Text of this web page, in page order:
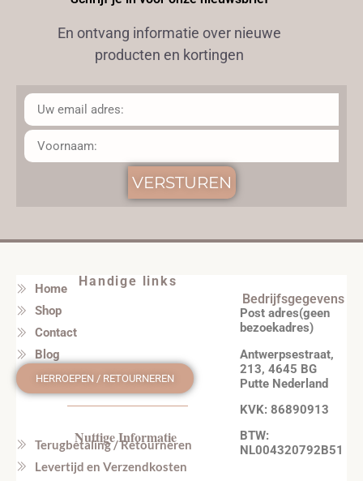
En ontvang informatie over nieuwe
producten en kortingen
VERSTUREN
Handige links
Home
Shop
Contact
Blog
HERROEPEN / RETOURNEREN
Nuttige Informatie
Terugbetaling / Retourneren
Levertijd en Verzendkosten
Bedrijfsgegevens
Post adres(geen
bezoekadres)
Antwerpsestraat,
213, 4645 BG
Putte Nederland
KVK: 86890913
BTW:
NL004320792B51